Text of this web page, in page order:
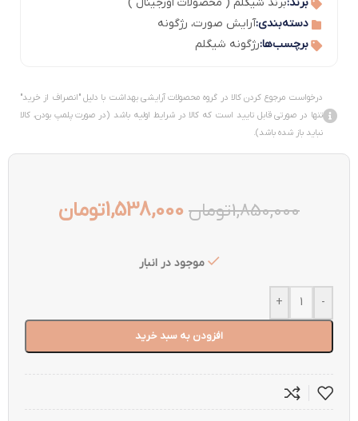
برند:برند شیگلم ( محصولات اورجینال )
دسته‌بندی:آرایش صورت، رژگونه
برچسب‌ها:رژگونه شیگلم
درخواست مرجوع کردن کالا در گروه محصولات آرایشی بهداشت با دلیل "انصراف از خرید"
تنها در صورتی قابل تایید است که کالا در شرایط اولیه باشد (در صورت پلمپ بودن، کالا
نباید باز شده باشد).
1,850,000تومان 1,538,000تومان
موجود در انبار
-
+
افزودن به سبد خرید